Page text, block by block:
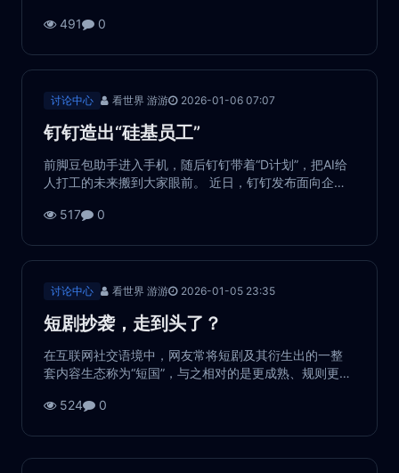
... 491 0
讨论中心 看世界 游游 2026-01-06 07:07
钉钉造出“硅基员工”
前脚豆包助手进入手机，随后钉钉带着“D计划”，把AI给
人打工的未来搬到大家眼前。 近日，钉钉发布面向企业
Agent OS。CEO陈航表示，“未来钉钉上所有AI Agent都
517 0
讨论中心 看世界 游游 2026-01-05 23:35
短剧抄袭，走到头了？
在互联网社交语境中，网友常将短剧及其衍生出的一整
套内容生态称为“短国”，与之相对的是更成熟、规则更清
套运行方式的异世界:剧情可以离谱到失真、逻辑塌陷也
524 0